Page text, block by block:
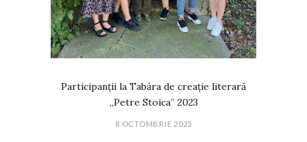
Participanții la Tabăra de creație literară
„Petre Stoica” 2023
8 OCTOMBRIE 2023